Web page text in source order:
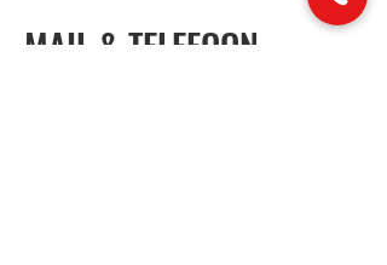
MAIL & TELEFOON